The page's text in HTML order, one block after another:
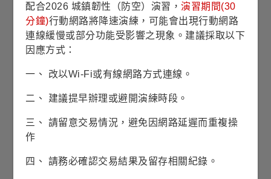
基本資料
基金成立日
基金規模
91億6仟9佰萬美元
(2026/07/30)
風險等級 RR3(穩健型)
配合2026 城鎮韌性（防空）演習，演習期間(30
分鐘)行動網路將降速演練，可能會出現行動網路
連線緩慢或部分功能受影響之現象。建議採取以下
因應方式：
一、 改以Wi-Fi或有線網路方式連線。
二、 建議提早辦理或避開演練時段。
三、 請留意交易情況，避免因網路延遲而重複操
作
四、 請務必確認交易結果及留存相關紀錄。